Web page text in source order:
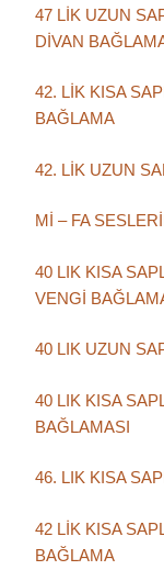
47 LİK UZUN
DİVAN
42. LİK KISA
BAĞLAMA
42. LİK UZUN
Mİ – FA
40 LIK KISA
VENGİ
40 LIK UZUN
40 LIK KISA
BAĞLAMASI
46. LIK KISA
42 LİK KISA
BAĞLAMA